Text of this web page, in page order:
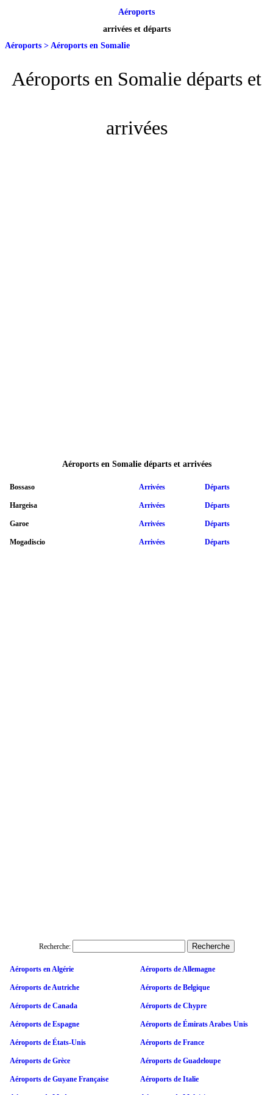
Aéroports
arrivées et départs
Aéroports > Aéroports en Somalie
Aéroports en Somalie départs et
arrivées
Aéroports en Somalie départs et arrivées
Bossaso Arrivées Départs
Hargeisa Arrivées Départs
Garoe Arrivées Départs
Mogadiscio Arrivées Départs
Recherche:
Aéroports en Algérie Aéroports de Allemagne
Aéroports de Autriche Aéroports de Belgique
Aéroports de Canada Aéroports de Chypre
Aéroports de Espagne Aéroports de Émirats Arabes Unis
Aéroports de États-Unis Aéroports de France
Aéroports de Grèce Aéroports de Guadeloupe
Aéroports de Guyane Française Aéroports de Italie